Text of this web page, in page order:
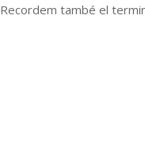
Recordem també el